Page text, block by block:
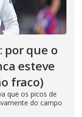
por que o
esteve
fraco)
que os picos de
do campo